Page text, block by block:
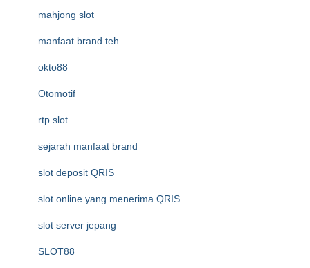
mahjong slot
manfaat brand teh
okto88
Otomotif
rtp slot
sejarah manfaat brand
slot deposit QRIS
slot online yang menerima QRIS
slot server jepang
SLOT88